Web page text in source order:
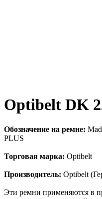
Optibelt DK
Обозначение на ремне:
PLUS
Торговая марка: Optibelt
Производитель: Optibelt
Эти ремни применяются в